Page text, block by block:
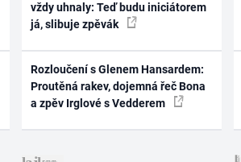
vždy uhnaly: Teď budu iniciátorem
já, slibuje zpěvák
Rozloučení s Glenem Hansardem:
Proutěná rakev, dojemná řeč Bona
a zpěv Irglové s Vedderem